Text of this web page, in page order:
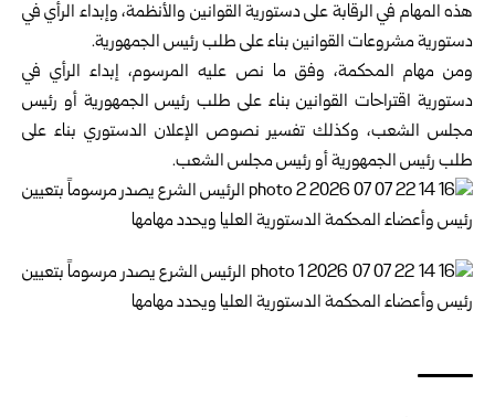
هذه المهام في الرقابة على دستورية القوانين والأنظمة، وإبداء الرأي في
دستورية مشروعات القوانين بناء على طلب رئيس الجمهورية.
ومن مهام المحكمة، وفق ما نص عليه المرسوم، إبداء الرأي في
دستورية اقتراحات القوانين بناء على طلب رئيس الجمهورية أو رئيس
مجلس الشعب، وكذلك تفسير نصوص الإعلان الدستوري بناء على
طلب رئيس الجمهورية أو رئيس مجلس الشعب.